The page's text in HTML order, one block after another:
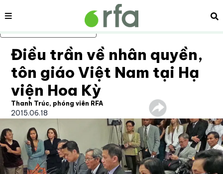
Bỏ qua nội dung chính
Nội dung
Điều trần về nhân quyền,
tôn giáo Việt Nam tại Hạ
viện Hoa Kỳ
Thanh Trúc, phóng viên RFA
2015.06.18